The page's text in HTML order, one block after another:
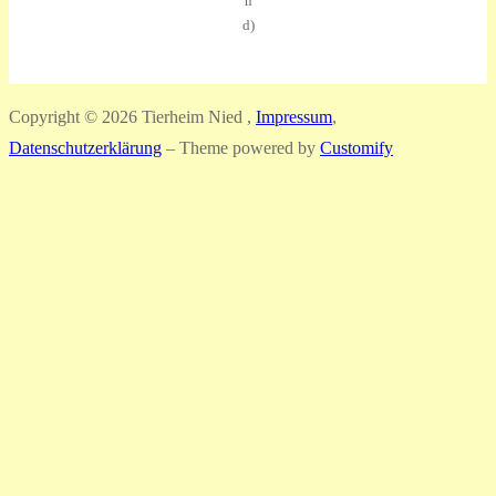
d)
Copyright © 2026 Tierheim Nied , Impressum,
Datenschutzerklärung – Theme powered by Customify